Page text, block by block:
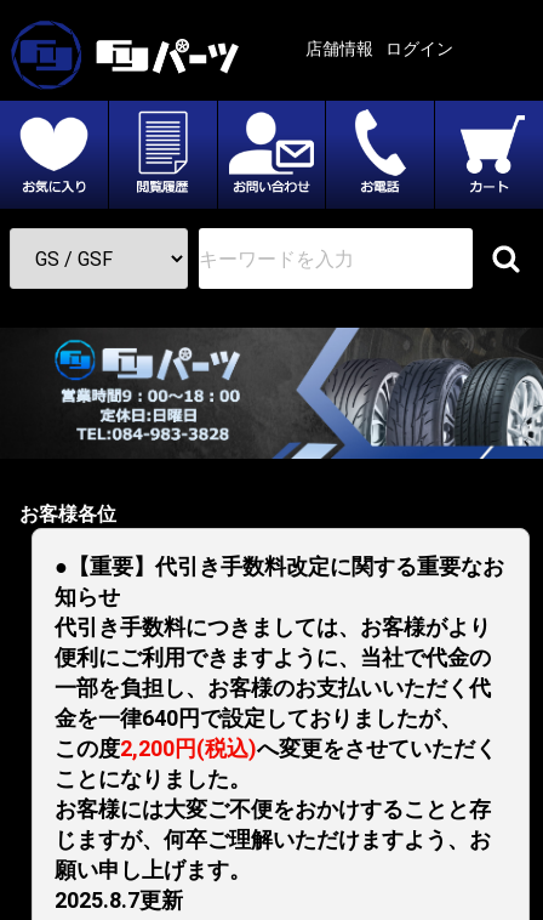
店舗情報 ログイン
お客様各位
●【重要】代引き手数料改定に関する重要なお
知らせ
代引き手数料につきましては、お客様がより
便利にご利用できますように、当社で代金の
一部を負担し、お客様のお支払いいただく代
金を一律640円で設定しておりましたが、
この度2,200円(税込)へ変更をさせていただく
ことになりました。
お客様には大変ご不便をおかけすることと存
じますが、何卒ご理解いただけますよう、お
願い申し上げます。
2025.8.7更新